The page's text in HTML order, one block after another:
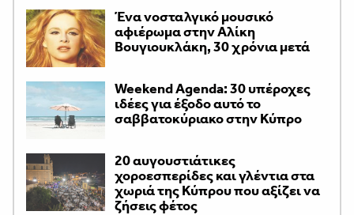
Ένα νοσταλγικό μουσικό
αφιέρωμα στην Αλίκη
Βουγιουκλάκη, 30 χρόνια μετά
Weekend Agenda: 30 υπέροχες
ιδέες για έξοδο αυτό το
σαββατοκύριακο στην Κύπρο
20 αυγουστιάτικες
χοροεσπερίδες και γλέντια στα
χωριά της Κύπρου που αξίζει να
ζήσεις φέτος